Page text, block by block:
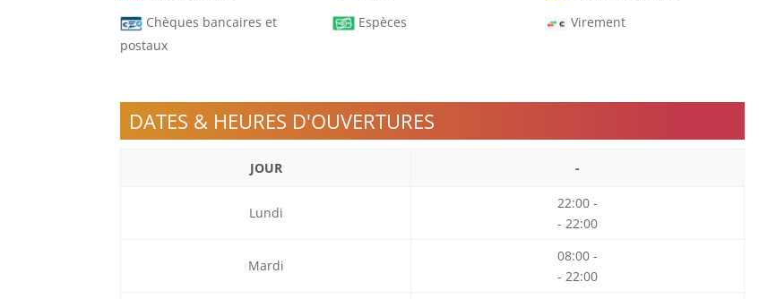
Chèques bancaires et
postaux
Espèces
Virement
DATES & HEURES D'OUVERTURES
JOUR -
Lundi
22:00 -
- 22:00
Mardi
08:00 -
- 22:00